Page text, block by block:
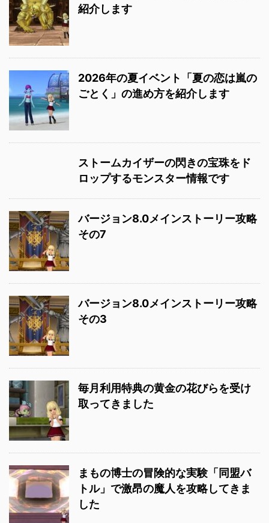
紹介します
2026年の夏イベント「夏の恋は嵐の
ごとく」の進め方を紹介します
ストームカイザーの閃きの宝珠をド
ロップするモンスター情報です
バージョン8.0メインストーリー攻略
その7
バージョン8.0メインストーリー攻略
その3
毎月利用特典の黄金の花びらを受け
取ってきました
まもの博士の冒険的な実験「同盟バ
トル」で激昂の魔人を攻略してきま
した